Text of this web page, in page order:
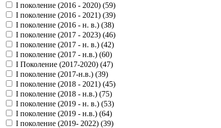
I поколение (2016 - 2020) (59)
I поколение (2016 - 2021) (39)
I поколение (2016 - н. в.) (38)
I поколение (2017 - 2023) (46)
I поколение (2017 - н. в.) (42)
I поколение (2017 - н.в.) (60)
I Поколение (2017-2020) (47)
I поколение (2017-н.в.) (39)
I поколение (2018 - 2021) (45)
I поколение (2018 - н.в.) (75)
I поколение (2019 - н. в.) (53)
I поколение (2019 - н.в.) (64)
I поколение (2019- 2022) (39)